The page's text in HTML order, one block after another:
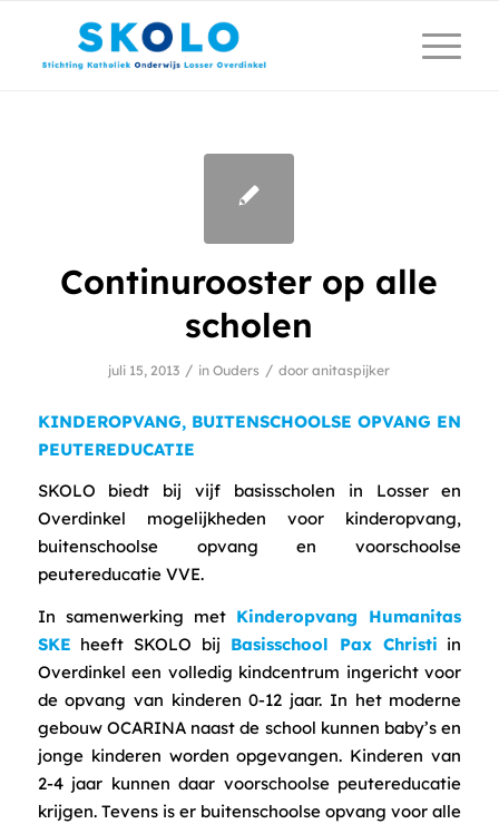
Continurooster op alle
scholen
juli 15, 2013 / inOuders / dooranitaspijker
KINDEROPVANG, BUITENSCHOOLSE OPVANG EN
PEUTEREDUCATIE
SKOLO biedt bij vijf basisscholen in Losser en
Overdinkel mogelijkheden voor kinderopvang,
buitenschoolse opvang en voorschoolse
peutereducatie VVE.
In samenwerking met Kinderopvang Humanitas
SKE heeft SKOLO bij Basisschool Pax Christi in
Overdinkel een volledig kindcentrum ingericht voor
de opvang van kinderen 0-12 jaar. In het moderne
gebouw OCARINA naast de school kunnen baby’s en
jonge kinderen worden opgevangen. Kinderen van
2-4 jaar kunnen daar voorschoolse peutereducatie
krijgen. Tevens is er buitenschoolse opvang voor alle